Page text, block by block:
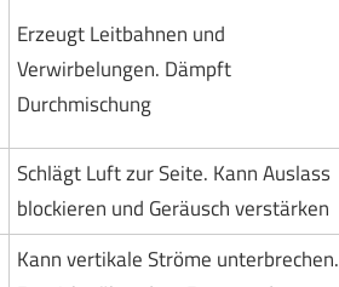
Erzeugt Leitbahnen und
Verwirbelungen. Dämpft
Durchmischung
Schlägt Luft zur Seite. Kann Auslass
blockieren und Geräusch verstärken
Kann vertikale Ströme unterbrechen.